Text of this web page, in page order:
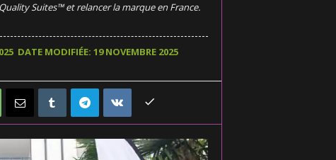
Suites™ et relancer la marque en France.
DATE MODIFIÉE: 19 NOVEMBRE 2025